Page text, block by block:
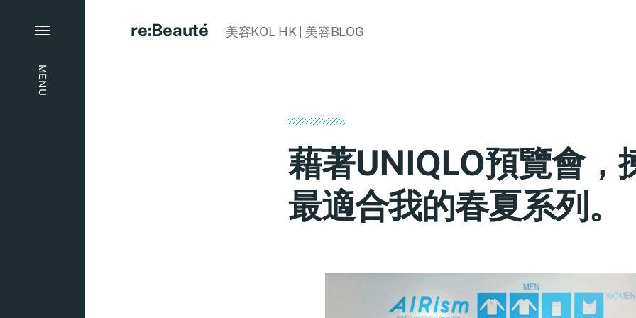
MENU
re:Beauté 美容KOL HK | 美容BLOG
藉著UNIQLO預覽會，
最適合我的春夏系列。